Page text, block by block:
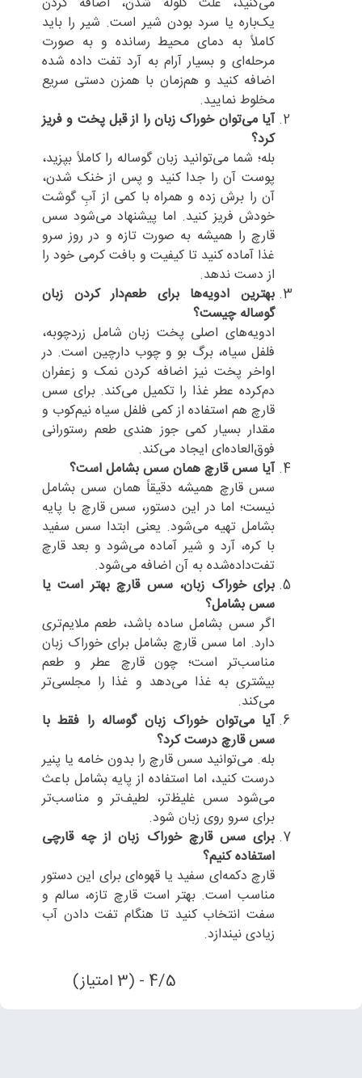
یک‌باره یا سرد بودن شیر است. شیر را باید
کاملاً به دمای محیط رسانده و به صورت
مرحله‌ای و بسیار آرام به آرد تفت داده شده
اضافه کنید و هم‌زمان با همزن دستی سریع
مخلوط نمایید.
آیا می‌توان خوراک زبان را از قبل پخت و فریز
کرد؟
بله؛ شما می‌توانید زبان گوساله را کاملاً بپزید،
پوست آن را جدا کنید و پس از خنک شدن،
آن را برش زده و همراه با کمی از آبِ گوشت
خودش فریز کنید. اما پیشنهاد می‌شود سس
قارچ را همیشه به صورت تازه و در روز سرو
غذا آماده کنید تا کیفیت و بافت کرمی خود را
از دست ندهد.
بهترین ادویه‌ها برای طعم‌دار کردن زبان
گوساله چیست؟
ادویه‌های اصلی پخت زبان شامل زردچوبه،
فلفل سیاه، برگ بو و چوب دارچین است. در
اواخر پخت نیز اضافه کردن نمک و زعفران
دم‌کرده عطر غذا را تکمیل می‌کند. برای سس
قارچ هم استفاده از کمی فلفل سیاه نیم‌کوب و
مقدار بسیار کمی جوز هندی طعم رستورانی
فوق‌العاده‌ای ایجاد می‌کند.
آیا سس قارچ همان سس بشامل است؟
سس قارچ همیشه دقیقاً همان سس بشامل
نیست؛ اما در این دستور، سس قارچ با پایه
بشامل تهیه می‌شود. یعنی ابتدا سس سفید
با کره، آرد و شیر آماده می‌شود و بعد قارچ
تفت‌داده‌شده به آن اضافه می‌شود.
برای خوراک زبان، سس قارچ بهتر است یا
سس بشامل؟
اگر سس بشامل ساده باشد، طعم ملایم‌تری
دارد. اما سس قارچ بشامل برای خوراک زبان
مناسب‌تر است؛ چون قارچ عطر و طعم
بیشتری به غذا می‌دهد و غذا را مجلسی‌تر
می‌کند.
آیا می‌توان خوراک زبان گوساله را فقط با
سس قارچ درست کرد؟
بله. می‌توانید سس قارچ را بدون خامه یا پنیر
درست کنید، اما استفاده از پایه بشامل باعث
می‌شود سس غلیظ‌تر، لطیف‌تر و مناسب‌تر
برای سرو روی زبان شود.
برای سس قارچ خوراک زبان از چه قارچی
استفاده کنیم؟
قارچ دکمه‌ای سفید یا قهوه‌ای برای این دستور
مناسب است. بهتر است قارچ تازه، سالم و
سفت انتخاب کنید تا هنگام تفت دادن آب
زیادی نیندازد.
4/5 - (3 امتیاز)